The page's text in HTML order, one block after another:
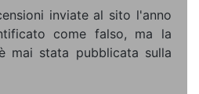
inviate al sito l'anno
come falso, ma la
mai stata pubblicata sulla